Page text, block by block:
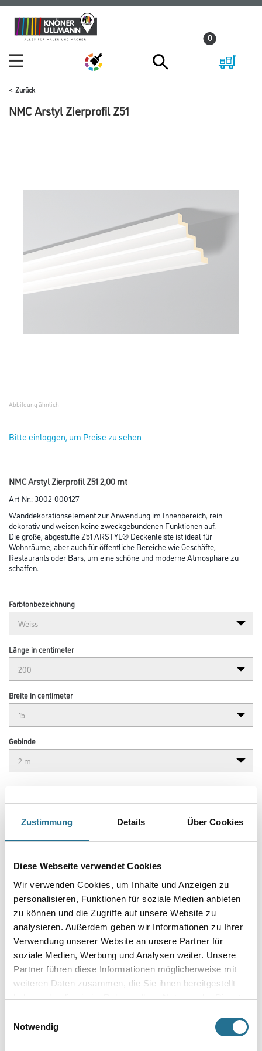
Zustimmung Details Über Cookies
Diese Webseite verwendet Cookies
Wir verwenden Cookies, um Inhalte und Anzeigen zu
personalisieren, Funktionen für soziale Medien anbieten
zu können und die Zugriffe auf unsere Website zu
analysieren. Außerdem geben wir Informationen zu Ihrer
Verwendung unserer Website an unsere Partner für
soziale Medien, Werbung und Analysen weiter. Unsere
Partner führen diese Informationen möglicherweise mit
weiteren Daten zusammen, die Sie ihnen bereitgestellt
haben oder die sie im Rahmen Ihrer Nutzung der Dienste
Notwendig
Zum
Inhalt
Zum
Navigationsmenü
0
Zurück
NMC Arstyl Zierprofil Z51
Abbildung ähnlich
Bitte einloggen, um Preise zu sehen
NMC Arstyl Zierprofil Z51 2,00 mt
Art-Nr.:3002-000127
Wanddekorationselement zur Anwendung im Innenbereich, rein
dekorativ und weisen keine zweckgebundenen Funktionen auf.
Die große, abgestufte Z51 ARSTYL® Deckenleiste ist ideal für
Wohnräume, aber auch für öffentliche Bereiche wie Geschäfte,
Restaurants oder Bars, um eine schöne und moderne Atmosphäre zu
schaffen.
Farbtonbezeichnung
Länge in centimeter
Breite in centimeter
Gebinde
Umrechnungsfaktoren
VIELLEICHT GEFÄLLT IHNEN AUCH...